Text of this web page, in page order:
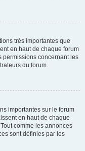
très importantes que
en haut de chaque forum
permissions concernant les
du forum.
importantes sur le forum
en haut de chaque
comme les annonces
sont définies par les